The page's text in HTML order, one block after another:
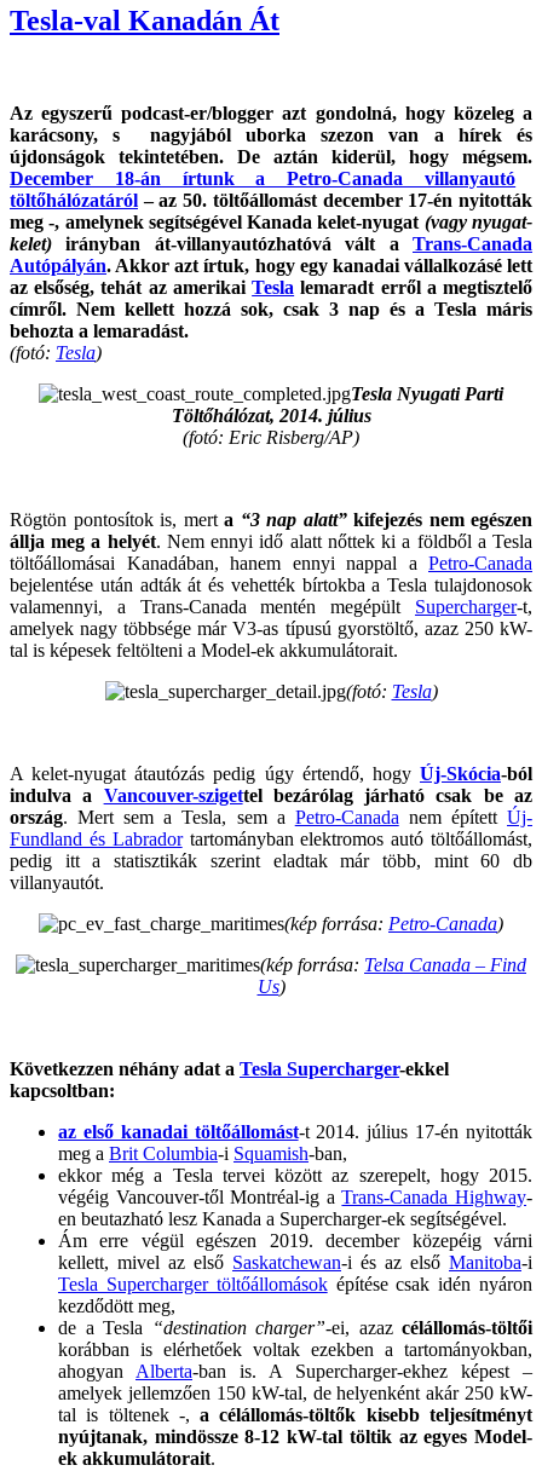
Hőse”
Tesla-val Kanadán Át
Az egyszerű podcast-er/blogger azt gondolná, hogy közeleg a
karácsony, s nagyjából uborka szezon van a hírek és
újdonságok tekintetében. De aztán kiderül, hogy mégsem.
December 18-án írtunk a Petro-Canada villanyautó
töltőhálózatáról – az 50. töltőállomást december 17-én nyitották
meg -, amelynek segítségével Kanada kelet-nyugat (vagy nyugat-
kelet) irányban át-villanyautózhatóvá vált a Trans-Canada
Autópályán. Akkor azt írtuk, hogy egy kanadai vállalkozásé lett
az elsőség, tehát az amerikaiTesla lemaradt erről a megtisztelő
címről. Nem kellett hozzá sok, csak 3 nap és a Tesla máris
behozta a lemaradást.
(fotó: Tesla)
Tesla Nyugati Parti
Töltőhálózat, 2014. július
(fotó: Eric Risberg/AP)
Rögtön pontosítok is, mert a “3 nap alatt”kifejezés nem egészen
állja meg a helyét. Nem ennyi idő alatt nőttek ki a földből a Tesla
töltőállomásai Kanadában, hanem ennyi nappal a Petro-Canada
bejelentése után adták át és vehették bírtokba a Tesla tulajdonosok
valamennyi, a Trans-Canada mentén megépült Supercharger-t,
amelyek nagy többsége már V3-as típusú gyorstöltő, azaz 250 kW-
tal is képesek feltölteni a Model-ek akkumulátorait.
(fotó: Tesla)
A kelet-nyugat átautózás pedig úgy értendő, hogy Új-Skócia-ból
indulva a Vancouver-szigettel bezárólag járható csak be az
ország. Mert sem a Tesla, sem a Petro-Canada nem építettÚj-
Fundland és Labradortartományban elektromos autó töltőállomást,
pedig itt a statisztikák szerint eladtak már több, mint 60 db
villanyautót.
(kép forrása: Petro-Canada)
(kép forrása: Telsa Canada – Find
Us)
Következzen néhány adat a Tesla Supercharger-ekkel
kapcsoltban:
az első kanadai töltőállomást-t 2014. július 17-én nyitották
meg a Brit Columbia-i Squamish-ban,
ekkor még a Tesla tervei között az szerepelt, hogy 2015.
végéig Vancouver-től Montréal-ig aTrans-Canada Highway-
en beutazható lesz Kanada a Supercharger-ek segítségével.
Ám erre végül egészen 2019. december közepéig várni
kellett, mivel az első Saskatchewan-i és az első Manitoba-i
Tesla Supercharger töltőállomásoképítése csak idén nyáron
kezdődött meg,
de a Tesla
“destination charger”-ei, azaz célállomás-töltői
korábban is elérhetőek voltak ezekben a tartományokban,
ahogyan Alberta-ban is. A Supercharger-ekhez képest –
amelyek jellemzően 150 kW-tal, de helyenként akár 250 kW-
tal is töltenek -,a célállomás-töltők kisebb teljesítményt
nyújtanak, mindössze 8-12 kW-tal töltik az egyes Model-
ek akkumulátorait.